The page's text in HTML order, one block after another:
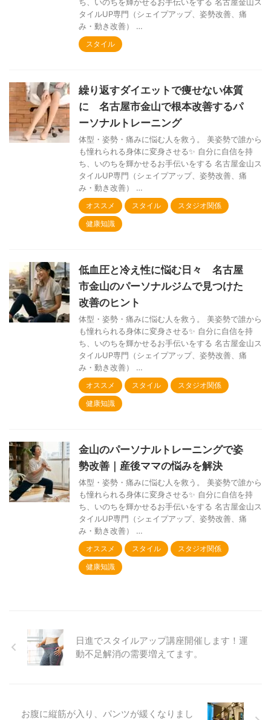
タイルUP専門（シェイプアップ、姿勢改善、痛
み・動き改善） …
スタイル
繰り返すダイエットで痩せない体質
に 名古屋市金山で根本改善するパ
ーソナルトレーニング
体型・姿勢・痛みに悩む人を救う。 美姿勢で誰から
も憧れられる身体に変身させる✨ 自分に自信を持
ち、いのちを輝かせるお手伝いをする 名古屋金山ス
タイルUP専門（シェイプアップ、姿勢改善、痛
み・動き改善） …
オススメ スタイル
スタジオ関係
健康知識
低血圧と冷え性に悩む日々 名古屋
市金山のパーソナルジムで見つけた
改善のヒント
体型・姿勢・痛みに悩む人を救う。 美姿勢で誰から
も憧れられる身体に変身させる✨ 自分に自信を持
ち、いのちを輝かせるお手伝いをする 名古屋金山ス
タイルUP専門（シェイプアップ、姿勢改善、痛
み・動き改善） …
オススメ スタイル
スタジオ関係
健康知識
金山のパーソナルトレーニングで姿
勢改善｜産後ママの悩みを解決
体型・姿勢・痛みに悩む人を救う。 美姿勢で誰から
も憧れられる身体に変身させる✨ 自分に自信を持
ち、いのちを輝かせるお手伝いをする 名古屋金山ス
タイルUP専門（シェイプアップ、姿勢改善、痛
み・動き改善） …
オススメ スタイル
スタジオ関係
健康知識
日進でスタイルアップ講座開催します！運
動不足解消の需要増えてます。
お腹に縦筋が入り、パンツが緩くなりまし